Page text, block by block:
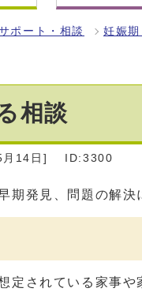
ポート・相談 妊娠
相談
14日] ID:3300
期発見、問題の解決
定されている家事